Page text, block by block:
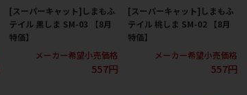
[スーパーキャット]しまもふ
テイル 黒しま SM-03 【8月
特価】
メーカー希望小売価格
557円
[スーパーキャット]しまもふ
テイル 桃しま SM-02 【8月
特価】
メーカー希望小売価格
557円